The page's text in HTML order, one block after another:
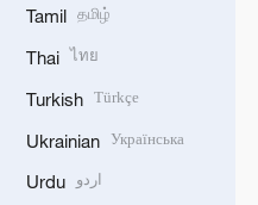
Tamil தமிழ்
Thai ไทย
Turkish Türkçe
Ukrainian Українська
Urdu اردو